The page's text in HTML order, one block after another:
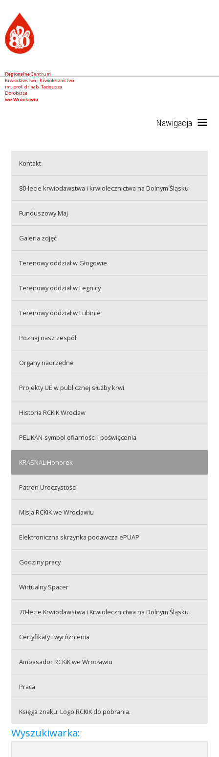
Regionalne Centrum
Krwiodawstwa i Krwiolecznictwa
im. prof. dr hab. Tadeusza
Dorobisza
we Wrocławiu
Nawigacja
Akcje wyjazdowe
Szkolenia
Praca
BIP
RODO
Kontakt
80-lecie krwiodawstwa i krwiolecznictwa na Dolnym Śląsku
Funduszowy Maj
Galeria zdjęć
Terenowy oddział w Głogowie
Terenowy oddział w Legnicy
Terenowy oddział w Lubinie
Poznaj nasz zespół
Organy nadrzędne
Projekty UE w publicznej służby krwi
Historia RCKiK Wrocław
PELIKAN-symbol ofiarności i poświęcenia
KRASNAL Honorek
Patron Uroczystości
Misja RCKIK we Wrocławiu
Elektroniczna skrzynka podawcza ePUAP
Godziny pracy
Wirtualny Spacer
70-lecie Krwiodawstwa i Krwiolecznictwa na Dolnym Śląsku
Certyfikaty i wyróżnienia
Ambasador RCKiK we Wrocławiu
Praca
Praca
Księga znaku. Logo RCKIK do pobrania.
Wyszukiwarka: